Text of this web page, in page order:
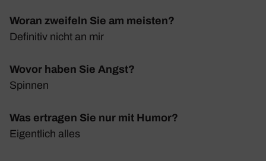
Woran zweifeln Sie am meisten?
Defi­nitiv nicht an mir
Wovor haben Sie Angst?
Spinnen
Was ertragen Sie nur mit Humor?
Eigent­lich alles